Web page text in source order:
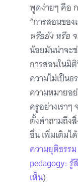
พูดง่ายๆ คือ
“การสอนของ
หรือยัง หรือ
น้อยมันน่าจะ
การสอนในมิ
ความไม่เป็น
ความหมายอ
ครูอย่างเรา
ตั้งคำถามถึง
อื่น เพิ่มเติมไ
ความยุติธรรม
pedagogy:
เห็น)